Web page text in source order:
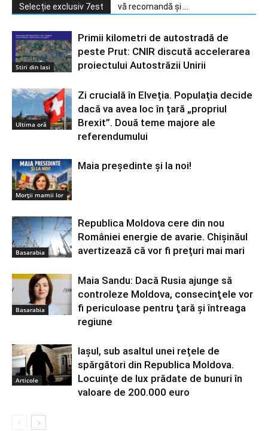
Selecție exclusiv 7est vă recomandă și ...
Stiri din Iasi
Primii kilometri de autostradă de
peste Prut: CNIR discută accelerarea
proiectului Autostrăzii Unirii
Ultima oră
Zi crucială în Elveția. Populația decide
dacă va avea loc în țară „propriul
Brexit”. Două teme majore ale
referendumului
Morții mamii lor
Maia președinte și la noi!
Basarabia
Republica Moldova cere din nou
României energie de avarie. Chișinăul
avertizează că vor fi prețuri mai mari
Basarabia
Maia Sandu: Dacă Rusia ajunge să
controleze Moldova, consecinţele vor
fi periculoase pentru ţară şi întreaga
regiune
Articole
Iașul, sub asaltul unei rețele de
spărgători din Republica Moldova.
Locuințe de lux prădate de bunuri în
valoare de 200.000 euro